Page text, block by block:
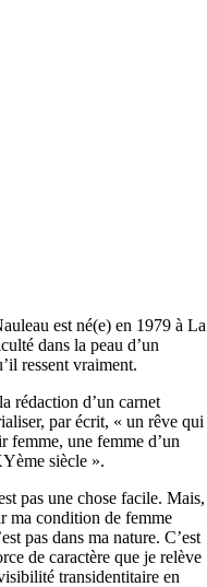
est né(e) en 1979 à La
dans la peau d’un
ressent vraiment.
rédaction d’un carnet
par écrit, « un rêve qui
femme, une femme d’un
siècle ».
pas une chose facile. Mais,
ma condition de femme
pas dans ma nature. C’est
de caractère que je relève
transidentitaire en